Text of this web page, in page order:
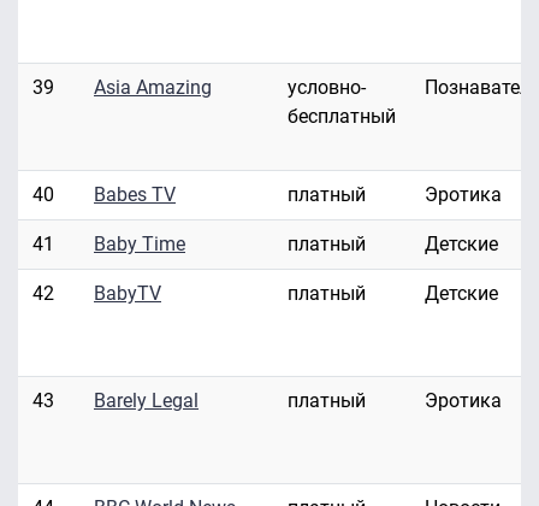
39 Asia Amazing
условно-
бесплатный
40 Babes TV платный Эротика
41 Baby Time платный Детские
42 BabyTV платный Детские
43 Barely Legal платный Эротика